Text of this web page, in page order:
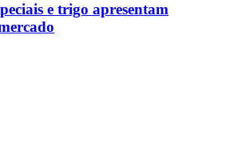
e trigo apresentam